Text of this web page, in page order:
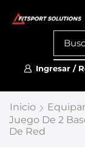
Ingresar /
Inicio
Juego De 2
De Red